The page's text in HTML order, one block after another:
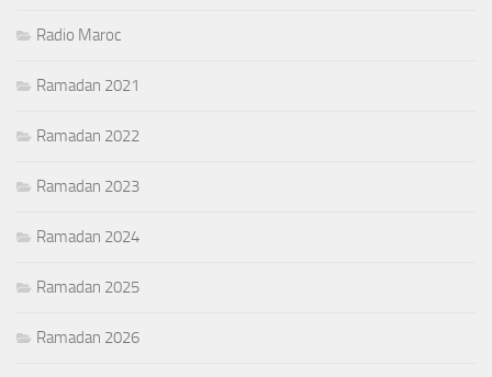
Radio Maroc
Ramadan 2021
Ramadan 2022
Ramadan 2023
Ramadan 2024
Ramadan 2025
Ramadan 2026